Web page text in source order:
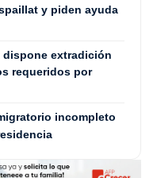
y piden ayuda
dispone extradición
requeridos por
incompleto